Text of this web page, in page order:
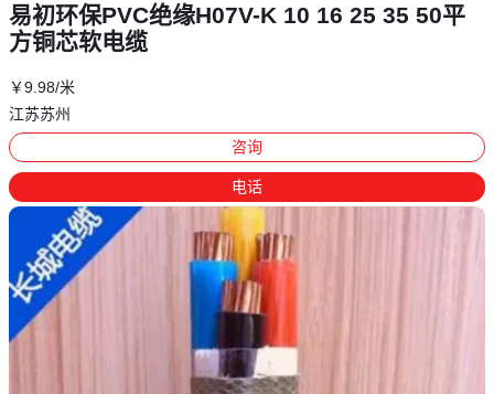
易初环保PVC绝缘H07V-K 10 16 25 35 50平
方铜芯软电缆
￥9.98/米
江苏苏州
咨询
电话